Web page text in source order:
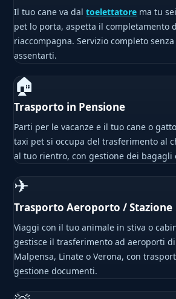
Il tuo cane va daltoelettatore ma tu
pet lo porta, aspetta il completamento
riaccompagna. Servizio completo
assentarti.
🏠
Trasporto in Pensione
Parti per le vacanze e il tuo cane o
taxi pet si occupa del trasferimento al
al tuo rientro, con gestione dei bagagli
✈
Trasporto Aeroporto / Stazione
Viaggi con il tuo animale in stiva o
gestisce il trasferimento ad aeroporti
Malpensa, Linate o Verona, con
gestione documenti.